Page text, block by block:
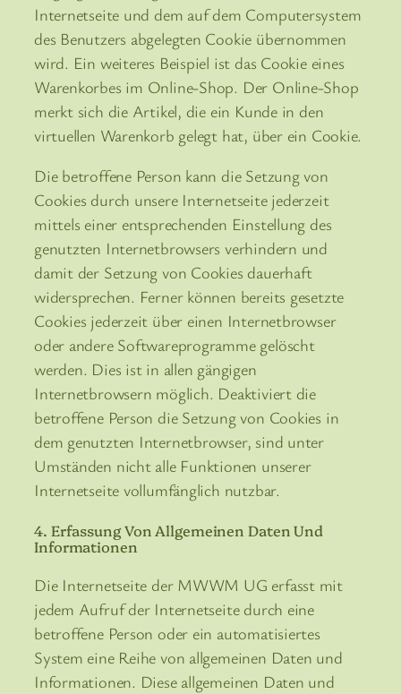
Internetseite und dem auf dem Computersystem
des Benutzers abgelegten Cookie übernommen
wird. Ein weiteres Beispiel ist das Cookie eines
Warenkorbes im Online-Shop. Der Online-Shop
merkt sich die Artikel, die ein Kunde in den
virtuellen Warenkorb gelegt hat, über ein Cookie.
Die betroffene Person kann die Setzung von
Cookies durch unsere Internetseite jederzeit
mittels einer entsprechenden Einstellung des
genutzten Internetbrowsers verhindern und
damit der Setzung von Cookies dauerhaft
widersprechen. Ferner können bereits gesetzte
Cookies jederzeit über einen Internetbrowser
oder andere Softwareprogramme gelöscht
werden. Dies ist in allen gängigen
Internetbrowsern möglich. Deaktiviert die
betroffene Person die Setzung von Cookies in
dem genutzten Internetbrowser, sind unter
Umständen nicht alle Funktionen unserer
Internetseite vollumfänglich nutzbar.
4. Erfassung Von Allgemeinen Daten Und
Informationen
Die Internetseite der MWWM UG erfasst mit
jedem Aufruf der Internetseite durch eine
betroffene Person oder ein automatisiertes
System eine Reihe von allgemeinen Daten und
Informationen. Diese allgemeinen Daten und